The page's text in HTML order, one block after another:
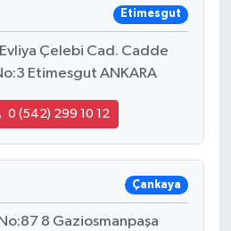
Etimesgut
Çelebi Cad. Cadde
Etimesgut ANKARA
0 (542) 299 10 12
Çankaya
8 Gaziosmanpaşa